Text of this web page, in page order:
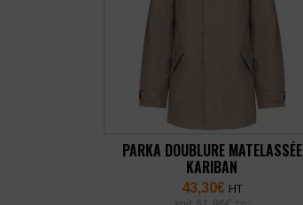
PARKA DOUBLURE MATELASSÉE
KARIBAN
43,30€ HT